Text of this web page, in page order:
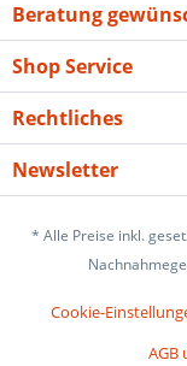
Beratung
Shop Service
Rechtliches
Newsletter
* Alle Preise inkl.
Cookie-
AGB